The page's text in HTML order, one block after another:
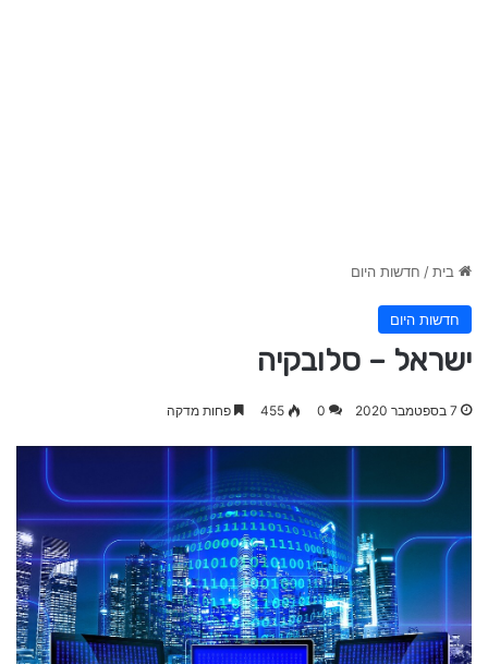
בית/ חדשות היום
חדשות היום
ישראל – סלובקיה
7 בספטמבר 2020 0
455 פחות מדקה